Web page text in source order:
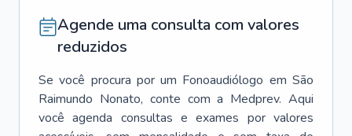
Agende uma consulta com valores
reduzidos
Se você procura por um Fonoaudiólogo em São
Raimundo Nonato, conte com a Medprev. Aqui
você agenda consultas e exames por valores